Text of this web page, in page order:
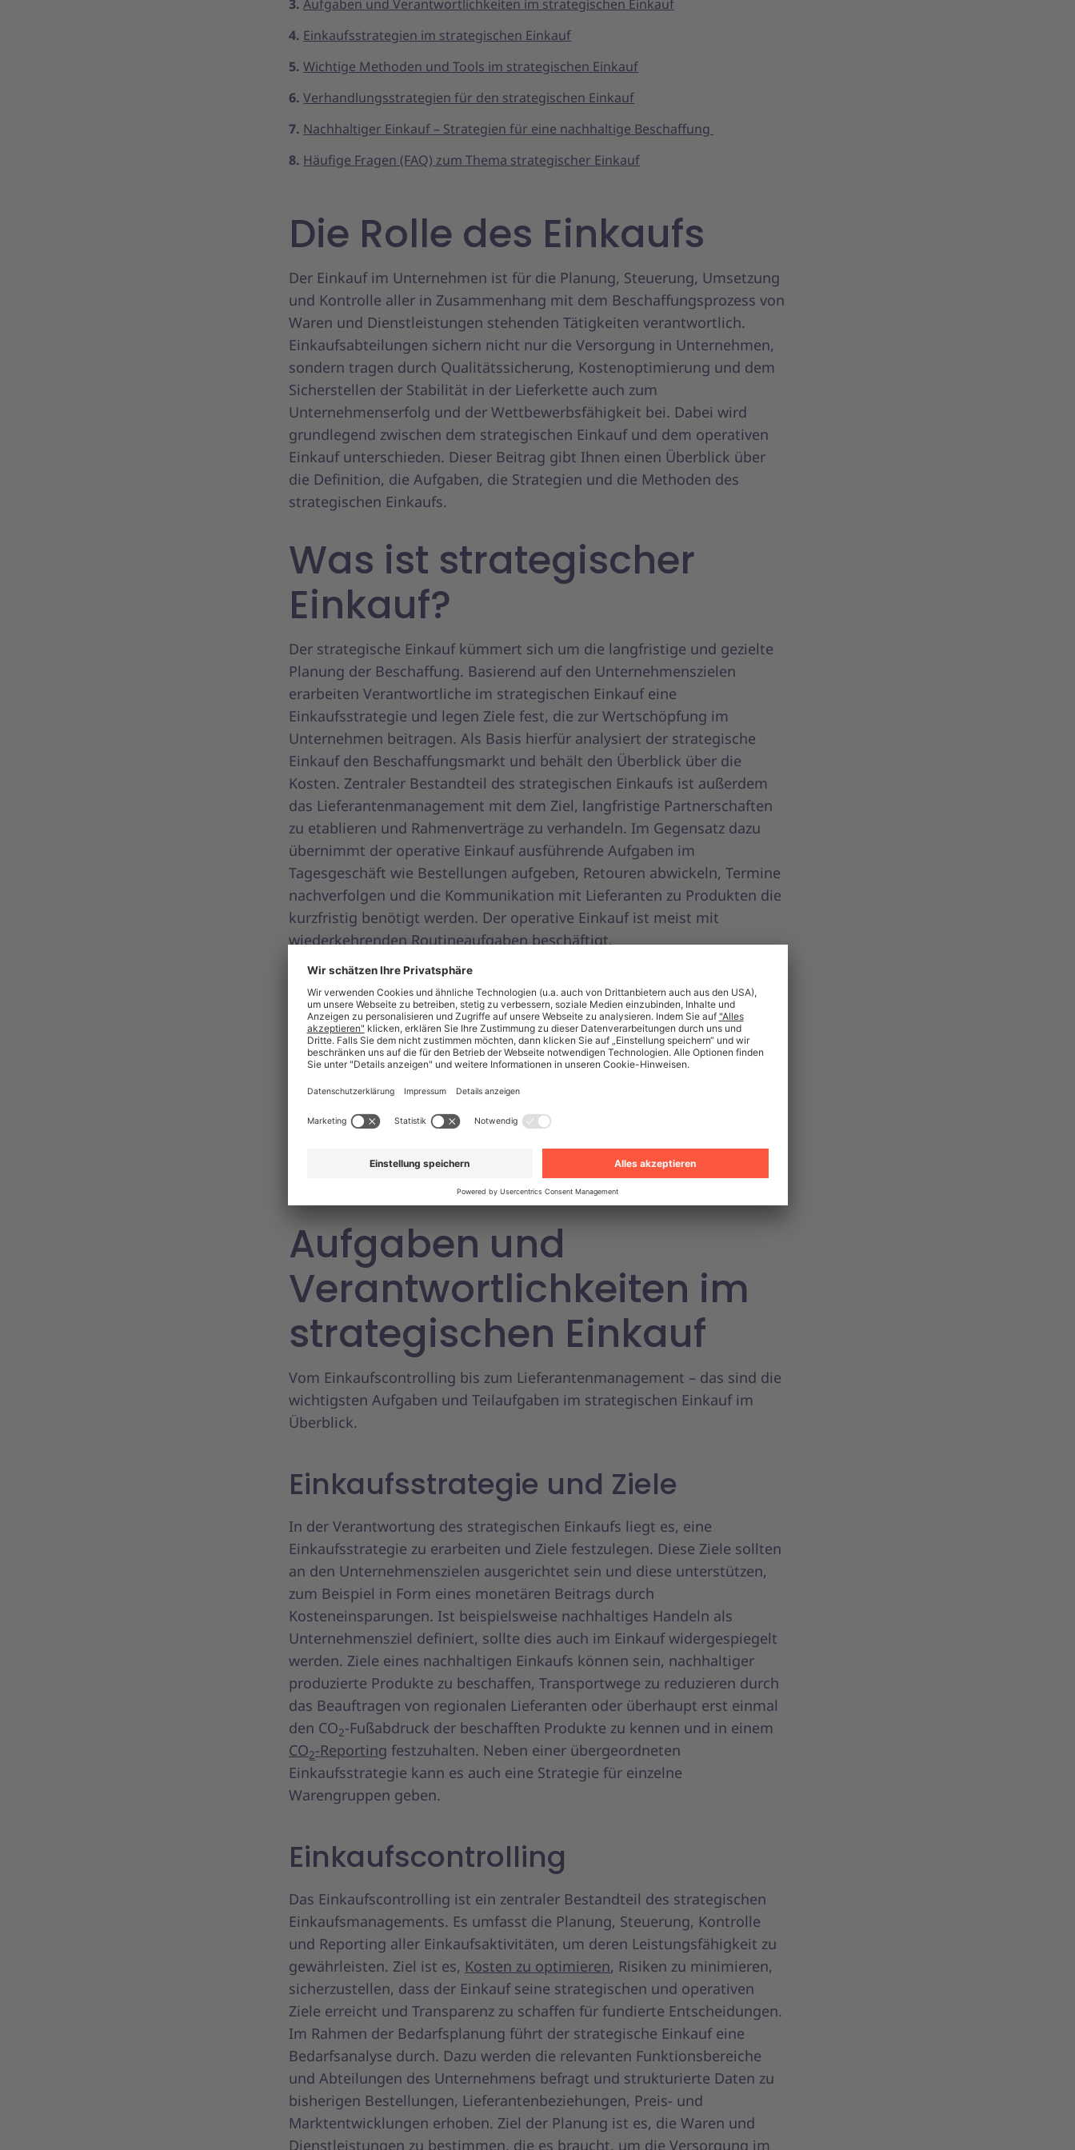
Aufgaben und Verantwortlichkeiten im strategischen Einkauf
Einkaufsstrategien im strategischen Einkauf
Wichtige Methoden und Tools im strategischen Einkauf
Verhandlungsstrategien für den strategischen Einkauf
Nachhaltiger Einkauf – Strategien für eine nachhaltige Beschaffung
Häufige Fragen (FAQ) zum Thema strategischer Einkauf
Die Rolle des Einkaufs
Der Einkauf im Unternehmen ist für die Planung, Steuerung, Umsetzung
und Kontrolle aller in Zusammenhang mit dem Beschaffungsprozess von
Waren und Dienstleistungen stehenden Tätigkeiten verantwortlich.
Einkaufsabteilungen sichern nicht nur die Versorgung in Unternehmen,
sondern tragen durch Qualitätssicherung, Kostenoptimierung und dem
Sicherstellen der Stabilität in der Lieferkette auch zum
Unternehmenserfolg und der Wettbewerbsfähigkeit bei. Dabei wird
grundlegend zwischen dem strategischen Einkauf und dem operativen
Einkauf unterschieden. Dieser Beitrag gibt Ihnen einen Überblick über
die Definition, die Aufgaben, die Strategien und die Methoden des
strategischen Einkaufs.
Was ist strategischer
Einkauf?
Der strategische Einkauf kümmert sich um die langfristige und gezielte
Planung der Beschaffung. Basierend auf den Unternehmenszielen
erarbeiten Verantwortliche im strategischen Einkauf eine
Einkaufsstrategie und legen Ziele fest, die zur Wertschöpfung im
Unternehmen beitragen. Als Basis hierfür analysiert der strategische
Einkauf den Beschaffungsmarkt und behält den Überblick über die
Kosten. Zentraler Bestandteil des strategischen Einkaufs ist außerdem
das Lieferantenmanagement mit dem Ziel, langfristige Partnerschaften
zu etablieren und Rahmenverträge zu verhandeln. Im Gegensatz dazu
übernimmt der operative Einkauf ausführende Aufgaben im
Tagesgeschäft wie Bestellungen aufgeben, Retouren abwickeln, Termine
nachverfolgen und die Kommunikation mit Lieferanten zu Produkten die
kurzfristig benötigt werden. Der operative Einkauf ist meist mit
wiederkehrenden Routineaufgaben beschäftigt.
DerUnterschied zwischen dem strategischen und dem operativen
Einkaufliegt demnach im Zeithorizont und im Fokus. Während der
strategische Einkauf zukunftsorientiert handelt, langfristige
Einkaufsstrategien entwickelt und den gesamten Beschaffungsprozess
im Blick hat und optimiert, arbeitet der operative Einkauf kurzfristig
Bestellungen ab und sorgt für gefüllte Lager. Neben der Unterscheidung
zwischen strategischem und operativem Einkauf gibt es weitere Formen
Maverick Buying, also die Beschaffung außerhalb standardisierter
Aufgaben und
Verantwortlichkeiten im
strategischen Einkauf
Vom Einkaufscontrolling bis zum Lieferantenmanagement – das sind die
wichtigsten Aufgaben und Teilaufgaben im strategischen Einkauf im
Überblick.
Einkaufsstrategie und Ziele
In der Verantwortung des strategischen Einkaufs liegt es, eine
Einkaufsstrategie zu erarbeiten und Ziele festzulegen. Diese Ziele sollten
an den Unternehmenszielen ausgerichtet sein und diese unterstützen,
zum Beispiel in Form eines monetären Beitrags durch
Kosteneinsparungen. Ist beispielsweise nachhaltiges Handeln als
Unternehmensziel definiert, sollte dies auch im Einkauf widergespiegelt
werden. Ziele eines nachhaltigen Einkaufs können sein, nachhaltiger
produzierte Produkte zu beschaffen, Transportwege zu reduzieren durch
das Beauftragen von regionalen Lieferanten oder überhaupt erst einmal
den CO2-Fußabdruck der beschafften Produkte zu kennen und in einem
CO2-Reporting festzuhalten. Neben einer übergeordneten
Einkaufsstrategie kann es auch eine Strategie für einzelne
Warengruppen geben.
Einkaufscontrolling
Das Einkaufscontrolling ist ein zentraler Bestandteil des strategischen
Einkaufsmanagements. Es umfasst die Planung, Steuerung, Kontrolle
und Reporting aller Einkaufsaktivitäten, um deren Leistungsfähigkeit zu
gewährleisten. Ziel ist es, Kosten zu optimieren, Risiken zu minimieren,
sicherzustellen, dass der Einkauf seine strategischen und operativen
Ziele erreicht und Transparenz zu schaffen für fundierte Entscheidungen.
Im Rahmen der Bedarfsplanung führt der strategische Einkauf eine
Bedarfsanalyse durch. Dazu werden die relevanten Funktionsbereiche
und Abteilungen des Unternehmens befragt und strukturierte Daten zu
bisherigen Bestellungen, Lieferantenbeziehungen, Preis- und
Marktentwicklungen erhoben. Ziel der Planung ist es, die Waren und
Dienstleistungen zu bestimmen, die es braucht, um die Versorgung im